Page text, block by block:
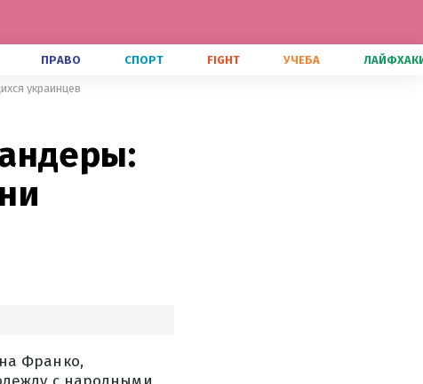
ПРАВО СПОРТ FIGHT УЧЕБА
украинцев
Франко,